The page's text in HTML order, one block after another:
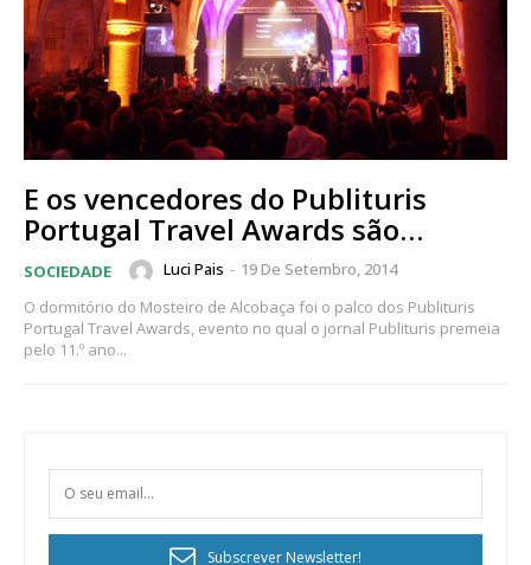
E os vencedores do Publituris
Portugal Travel Awards são…
SOCIEDADE Luci Pais - 19 De Setembro, 2014
O dormitório do Mosteiro de Alcobaça foi o palco dos Publituris
Portugal Travel Awards, evento no qual o jornal Publituris premeia
pelo 11.º ano...
Subscrever Newsletter!